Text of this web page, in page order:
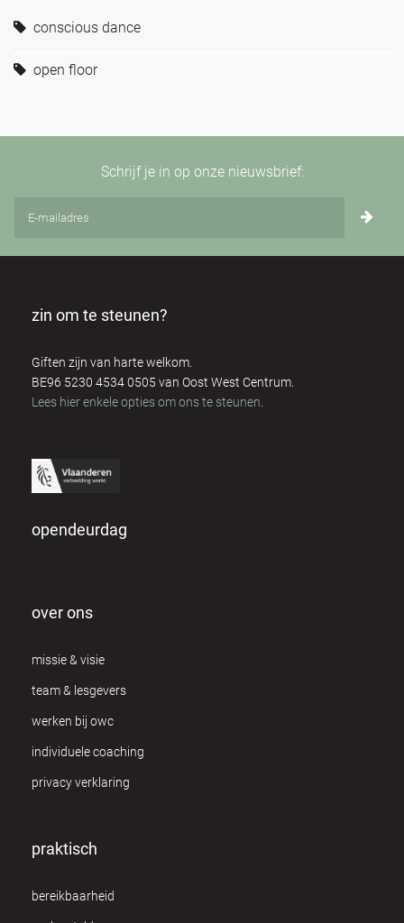
conscious dance
open floor
Schrijf je in op onze nieuwsbrief:
zin om te steunen?
Giften zijn van harte welkom.
BE96 5230 4534 0505 van Oost West Centrum.
Lees hier enkele opties om ons te steunen
opendeurdag
over ons
missie & visie
team & lesgevers
werken bij owc
individuele coaching
privacy verklaring
praktisch
bereikbaarheid